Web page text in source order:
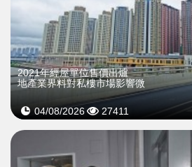
2021年經屋單位售價出爐
地產業界料對私樓市場影響微
04/08/2026 27411